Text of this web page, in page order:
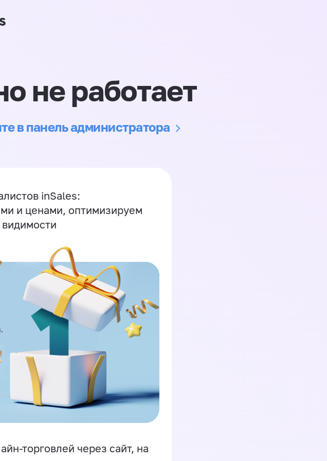
не работает
в панель администратора
inSales:
и ценами, оптимизируем
торговлей через сайт, на